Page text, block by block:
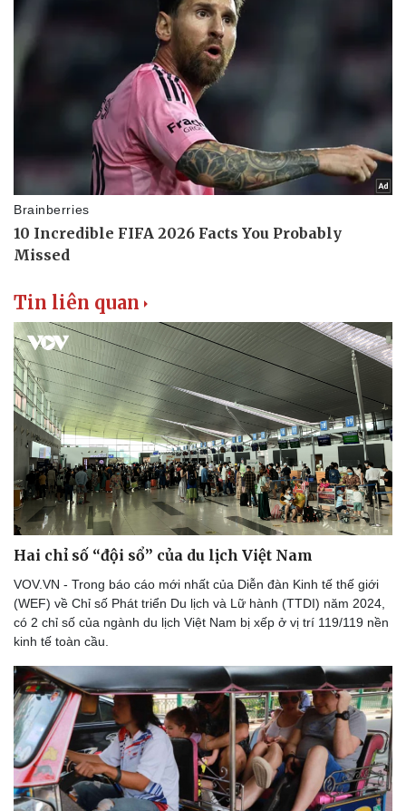
Doanh nghiệp
Thông tin doanh nghiệp
Doanh nghiệp 24h
Doanh nhân
Vì cộng đồng
Công nghệ
Sành điệu
Tin Công nghệ
Chuyển đổi số
Tin liên quan
Hai chỉ số “đội sổ” của du lịch Việt Nam
VOV.VN - Trong báo cáo mới nhất của Diễn đàn Kinh tế thế giới
(WEF) về Chỉ số Phát triển Du lịch và Lữ hành (TTDI) năm 2024,
có 2 chỉ số của ngành du lịch Việt Nam bị xếp ở vị trí 119/119 nền
kinh tế toàn cầu.